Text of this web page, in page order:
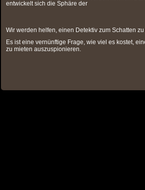
entwickelt sich die Sphäre der
Wir werden helfen, einen Detektiv zum Schatten
Es ist eine vernünftige Frage, wie viel es kostet,
zu mieten auszuspionieren.